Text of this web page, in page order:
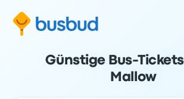
Günstige Bus-
Mallow